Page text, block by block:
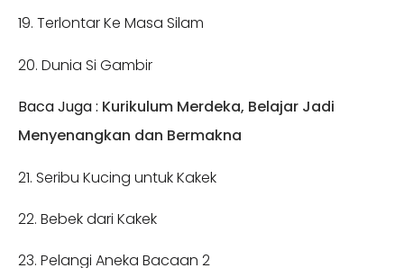
19. Terlontar Ke Masa Silam
20. Dunia Si Gambir
Baca Juga : Kurikulum Merdeka, Belajar Jadi
Menyenangkan dan Bermakna
21. Seribu Kucing untuk Kakek
22. Bebek dari Kakek
23. Pelangi Aneka Bacaan 2